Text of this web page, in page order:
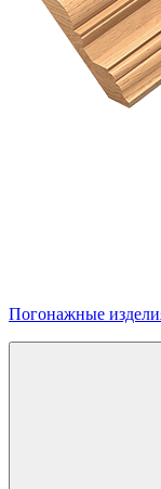
Погонажные